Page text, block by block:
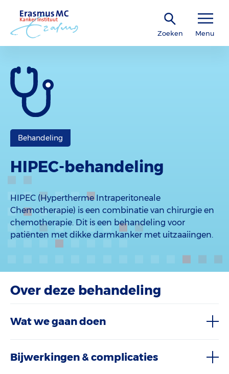
Zoeken Menu
Behandeling
HIPEC-behandeling
HIPEC (Hypertherme Intraperitoneale
Chemotherapie) is een combinatie van chirurgie en
chemotherapie. Dit is een behandeling voor
patiënten met dikke darmkanker met uitzaaiingen.
Over deze behandeling
Wat we gaan doen
Bijwerkingen & complicaties